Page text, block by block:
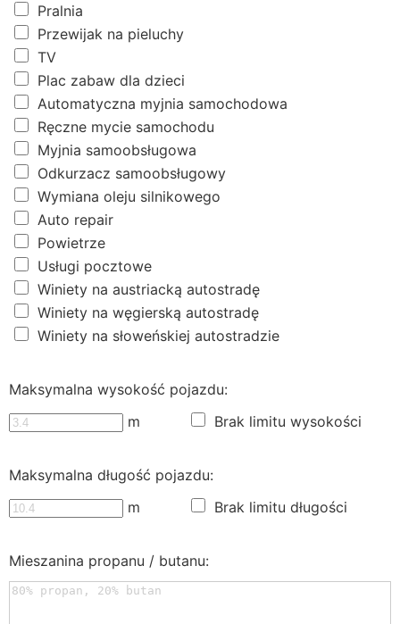
Pralnia
Przewijak na pieluchy
TV
Plac zabaw dla dzieci
Automatyczna myjnia samochodowa
Ręczne mycie samochodu
Myjnia samoobsługowa
Odkurzacz samoobsługowy
Wymiana oleju silnikowego
Auto repair
Powietrze
Usługi pocztowe
Winiety na austriacką autostradę
Winiety na węgierską autostradę
Winiety na słoweńskiej autostradzie
Maksymalna wysokość pojazdu:
m
Brak limitu wysokości
Maksymalna długość pojazdu:
m
Brak limitu długości
Mieszanina propanu / butanu: